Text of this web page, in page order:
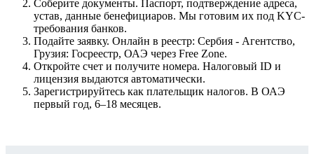
Соберите документы. Паспорт, подтверждение адреса,
устав, данные бенефициаров. Мы готовим их под KYC-
требования банков.
Подайте заявку. Онлайн в реестр: Сербия - Агентство,
Грузия: Госреестр, ОАЭ через Free Zone.
Откройте счет и получите номера. Налоговый ID и
лицензия выдаются автоматически.
Зарегистрируйтесь как плательщик налогов. В ОАЭ
первый год, 6–18 месяцев.